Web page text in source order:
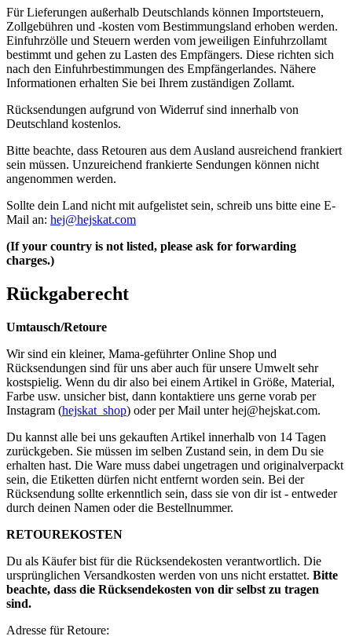
Für Lieferungen außerhalb Deutschlands können Importsteuern,
Zollgebühren und -kosten vom Bestimmungsland erhoben werden.
Einfuhrzölle und Steuern werden vom jeweiligen Einfuhrzollamt
bestimmt und gehen zu Lasten des Empfängers. Diese richten sich
nach den Einfuhrbestimmungen des Empfängerlandes. Nähere
Informationen erhalten Sie bei Ihrem zuständigen Zollamt.
Rücksendungen aufgrund von Widerruf sind innerhalb von
Deutschland kostenlos.
Bitte beachte, dass Retouren aus dem Ausland ausreichend frankiert
sein müssen. Unzureichend frankierte Sendungen können nicht
angenommen werden.
Sollte dein Land nicht mit aufgelistet sein, schreib uns bitte eine E-
Mail an: hej@hejskat.com
(If your country is not listed, please ask for forwarding
charges.)
Rückgaberecht
Umtausch/Retoure
Wir sind ein kleiner, Mama-geführter Online Shop und
Rücksendungen sind für uns aber auch für unsere Umwelt sehr
kostspielig. Wenn du dir also bei einem Artikel in Größe, Material,
Farbe usw. unsicher bist, dann kontaktiere uns gerne vorab per
Instagram (hejskat_shop) oder per Mail unterhej@hejskat.com.
Du kannst alle bei uns gekauften Artikel innerhalb von 14 Tagen
zurückgeben. Sie müssen im selben Zustand sein, in dem Du sie
erhalten hast. Die Ware muss dabei ungetragen und originalverpackt
sein, die Etiketten dürfen nicht entfernt worden sein. Bei der
Rücksendung sollte erkenntlich sein, dass sie von dir ist - entweder
durch deinen Namen oder die Bestellnummer.
RETOUREKOSTEN
Du als Käufer bist für die Rücksendekosten verantwortlich. Die
ursprünglichen Versandkosten werden von uns nicht erstattet. Bitte
beachte, dass die Rücksendekosten von dir selbst zu tragen
sind.
Adresse für Retoure: